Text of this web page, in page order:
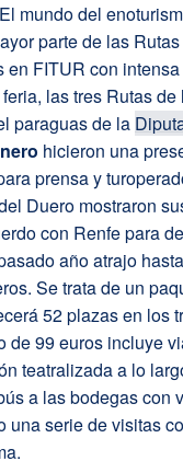
El mundo del
parte de las
en FITUR con
las tres Rutas
paraguas de la
hicieron una
prensa y
Duero mostraron
con Renfe para
año atrajo
Se trata de un
52 plazas en los
de 99 euros incluye
teatralizada a lo
a las bodegas con
una serie de visitas